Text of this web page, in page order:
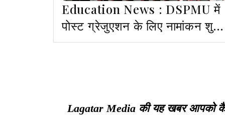
Education News : DSPMU में
पोस्ट ग्रेजुएशन के लिए नामांकन
चांसलर पोर्टल खुला
Lagatar Media की यह खबर आपको